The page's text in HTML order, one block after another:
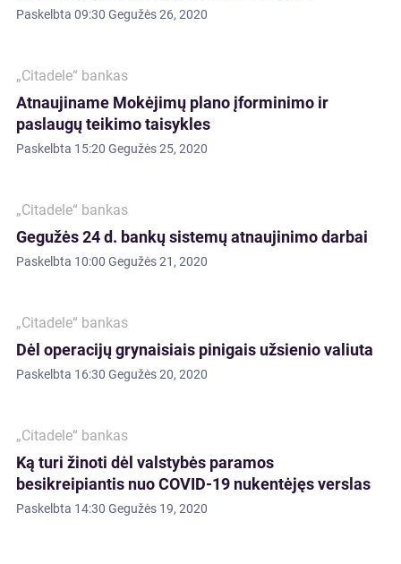
Paskelbta 09:30 Gegužės 26, 2020
„Citadele“ bankas
Atnaujiname Mokėjimų plano įforminimo ir
paslaugų teikimo taisykles
Paskelbta 15:20 Gegužės 25, 2020
„Citadele“ bankas
Gegužės 24 d. bankų sistemų atnaujinimo darbai
Paskelbta 10:00 Gegužės 21, 2020
„Citadele“ bankas
Dėl operacijų grynaisiais pinigais užsienio valiuta
Paskelbta 16:30 Gegužės 20, 2020
„Citadele“ bankas
Ką turi žinoti dėl valstybės paramos
besikreipiantis nuo COVID-19 nukentėjęs verslas
Paskelbta 14:30 Gegužės 19, 2020